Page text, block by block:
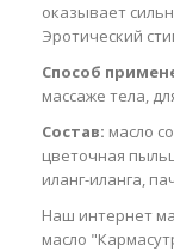
оказывает
Эротический
Способ
массаже тела,
Состав: масло
цветочная
иланг-иланга,
Наш интернет
масло